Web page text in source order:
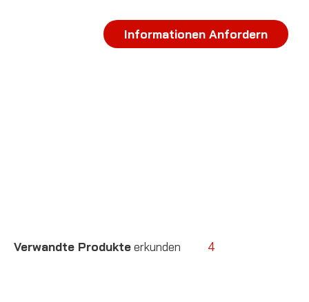
Informationen Anfordern
Verwandte Produkteerkunden 4